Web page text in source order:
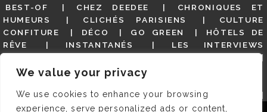
We value your privacy
We use cookies to enhance your browsing
experience, serve personalized ads or content,
BEST-OF
CHEZ DEEDEE
CHRONIQUES ET
HUMEURS
CLICHÉS PARISIENS
CULTURE
CONFITURE
DÉCO GO GREEN
HÔTELS DE
RÊVE
INSTANTANÉS
LES INTERVIEWS
MES ADRESSES
MODE NON CLASSÉ
GUIDE
PARIS EN PHOTOS
RESTAURANTS
REVUE DE PRESSE DÉTAILLÉE, SIOU PLAIT